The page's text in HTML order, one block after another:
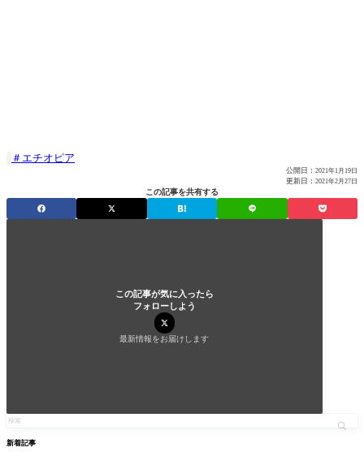
エチオピア
公開日： 2021年1月19日
更新日： 2021年2月27日
この記事を共有する
この記事が気に入ったら
フォローしよう
最新情報をお届けします
新着記事